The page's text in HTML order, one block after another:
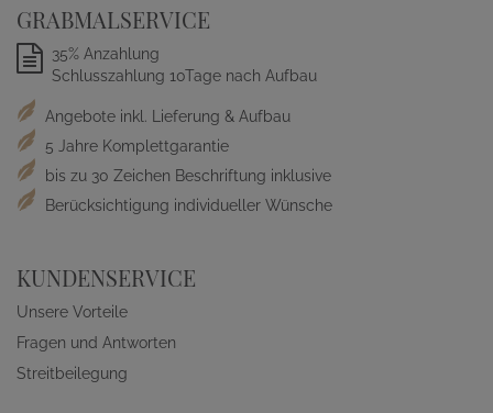
GRABMALSERVICE
35% Anzahlung
Schlusszahlung 10Tage nach Aufbau
Angebote inkl. Lieferung & Aufbau
5 Jahre Komplettgarantie
bis zu 30 Zeichen Beschriftung inklusive
Berücksichtigung individueller Wünsche
KUNDENSERVICE
Unsere Vorteile
Fragen und Antworten
Streitbeilegung